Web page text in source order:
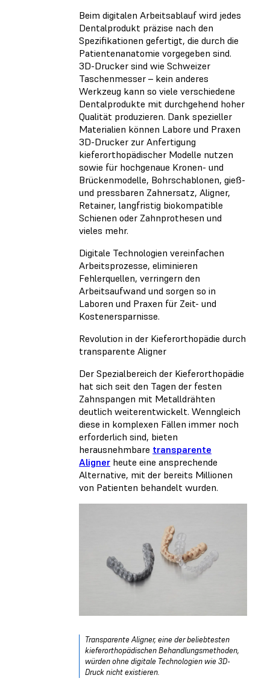
Beim digitalen Arbeitsablauf wird jedes
Dentalprodukt präzise nach den
Spezifikationen gefertigt, die durch die
Patientenanatomie vorgegeben sind.
3D-Drucker sind wie Schweizer
Taschenmesser – kein anderes
Werkzeug kann so viele verschiedene
Dentalprodukte mit durchgehend hoher
Qualität produzieren. Dank spezieller
Materialien können Labore und Praxen
3D-Drucker zur Anfertigung
kieferorthopädischer Modelle nutzen
sowie für hochgenaue Kronen- und
Brückenmodelle, Bohrschablonen, gieß-
und pressbaren Zahnersatz, Aligner,
Retainer, langfristig biokompatible
Schienen oder Zahnprothesen und
vieles mehr.
Digitale Technologien vereinfachen
Arbeitsprozesse, eliminieren
Fehlerquellen, verringern den
Arbeitsaufwand und sorgen so in
Laboren und Praxen für Zeit- und
Kostenersparnisse.
Revolution in der Kieferorthopädie durch
transparente Aligner
Der Spezialbereich der Kieferorthopädie
hat sich seit den Tagen der festen
Zahnspangen mit Metalldrähten
deutlich weiterentwickelt. Wenngleich
diese in komplexen Fällen immer noch
erforderlich sind, bieten
herausnehmbare transparente
Aligner heute eine ansprechende
Alternative, mit der bereits Millionen
von Patienten behandelt wurden.
Transparente Aligner, eine der beliebtesten
kieferorthopädischen Behandlungsmethoden,
würden ohne digitale Technologien wie 3D-
Druck nicht existieren.